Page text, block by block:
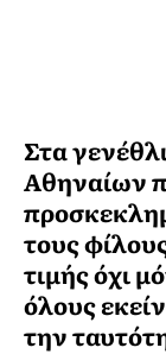
Στα
Αθηναίων
τους
τιμής όχι
όλους
την